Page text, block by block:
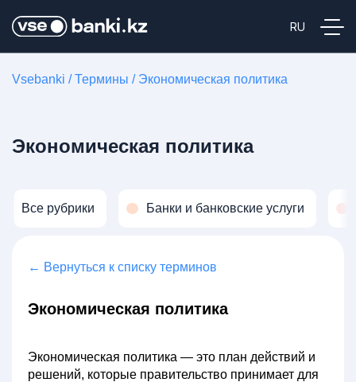
Vsebanki /Термины / Экономическая политика
Экономическая политика
Все рубрики Банки и банковские услуги
← Вернуться к списку терминов
Экономическая политика
Экономическая политика — это план действий и
решений, которые правительство принимает для